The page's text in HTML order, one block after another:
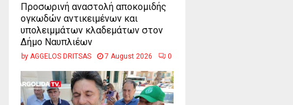
Προσωρινή αναστολή αποκομιδής
ογκωδών αντικειμένων και
υπολειμμάτων κλαδεμάτων στον
Δήμο Ναυπλιέων
by AGGELOS DRITSAS 7 August 2026 0